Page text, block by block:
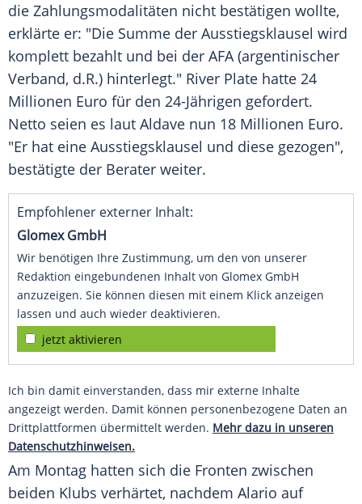
die Zahlungsmodalitäten nicht bestätigen wollte,
erklärte er: "Die Summe der Ausstiegsklausel wird
komplett bezahlt und bei der AFA (argentinischer
Verband, d.R.) hinterlegt." River Plate hatte 24
Millionen Euro für den 24-Jährigen gefordert.
Netto seien es laut Aldave nun 18 Millionen Euro.
"Er hat eine Ausstiegsklausel und diese gezogen",
bestätigte der Berater weiter.
Empfohlener externer Inhalt:
Glomex GmbH
Wir benötigen Ihre Zustimmung, um den von unserer
Redaktion eingebundenen Inhalt von Glomex GmbH
anzuzeigen. Sie können diesen mit einem Klick anzeigen
lassen und auch wieder deaktivieren.
jetzt aktivieren
Ich bin damit einverstanden, dass mir externe Inhalte
angezeigt werden. Damit können personenbezogene Daten an
Drittplattformen übermittelt werden. Mehr dazu in unseren
Datenschutzhinweisen.
Am Montag hatten sich die Fronten zwischen
beiden Klubs verhärtet, nachdem Alario auf